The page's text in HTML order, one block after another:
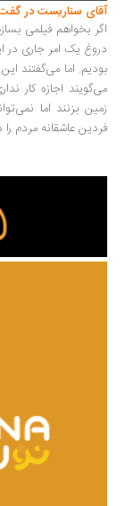
سناریست در گفت‌وگو با
بخواهم فیلمی بسازم که
یک امر جاری در این
اما می‌گفتند این
اجازه کار نداری،
بزنند اما نمی‌توانند
عاشقانه مردم را